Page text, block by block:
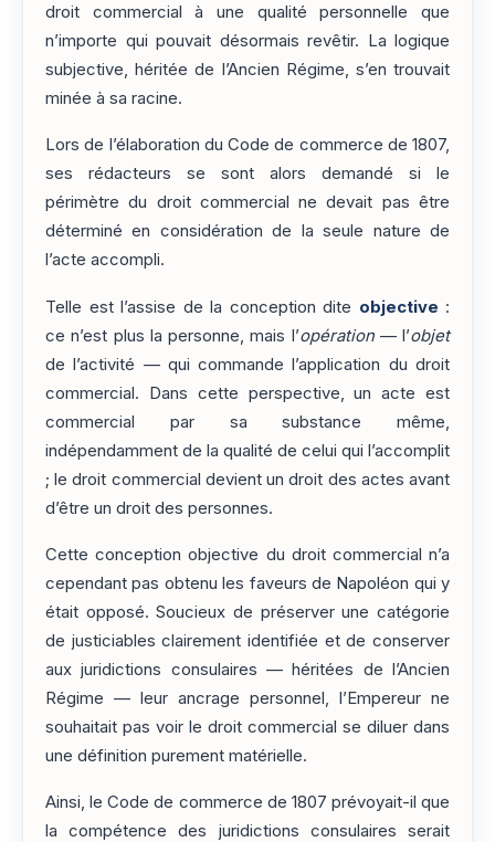
droit commercial à une qualité personnelle que
n’importe qui pouvait désormais revêtir. La logique
subjective, héritée de l’Ancien Régime, s’en trouvait
minée à sa racine.
Lors de l’élaboration du Code de commerce de 1807,
ses rédacteurs se sont alors demandé si le
périmètre du droit commercial ne devait pas être
déterminé en considération de la seule nature de
l’acte accompli.
Telle est l’assise de la conception dite objective :
ce n’est plus la personne, mais l’opération— l’objet
de l’activité — qui commande l’application du droit
commercial. Dans cette perspective, un acte est
commercial par sa substance même,
indépendamment de la qualité de celui qui l’accomplit
; le droit commercial devient un droit des actes avant
d’être un droit des personnes.
Cette conception objective du droit commercial n’a
cependant pas obtenu les faveurs de Napoléon qui y
était opposé. Soucieux de préserver une catégorie
de justiciables clairement identifiée et de conserver
aux juridictions consulaires — héritées de l’Ancien
Régime — leur ancrage personnel, l’Empereur ne
souhaitait pas voir le droit commercial se diluer dans
une définition purement matérielle.
Ainsi, le Code de commerce de 1807 prévoyait-il que
la compétence des juridictions consulaires serait